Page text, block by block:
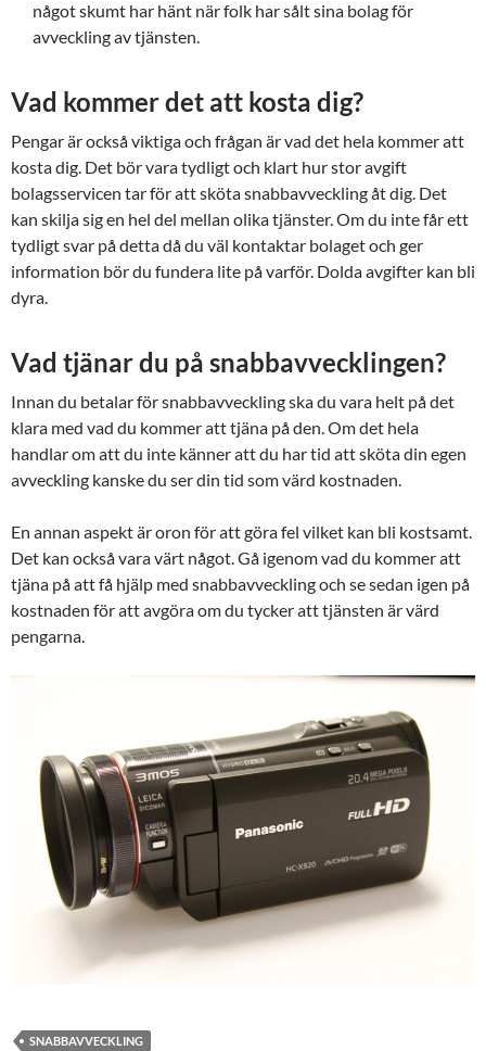
något skumt har hänt när folk har sålt sina bolag för
avveckling av tjänsten.
Vad kommer det att kosta dig?
Pengar är också viktiga och frågan är vad det hela kommer att
kosta dig. Det bör vara tydligt och klart hur stor avgift
bolagsservicen tar för att sköta snabbavveckling åt dig. Det
kan skilja sig en hel del mellan olika tjänster. Om du inte får ett
tydligt svar på detta då du väl kontaktar bolaget och ger
information bör du fundera lite på varför. Dolda avgifter kan bli
dyra.
Vad tjänar du på snabbavvecklingen?
Innan du betalar för snabbavveckling ska du vara helt på det
klara med vad du kommer att tjäna på den. Om det hela
handlar om att du inte känner att du har tid att sköta din egen
avveckling kanske du ser din tid som värd kostnaden.
En annan aspekt är oron för att göra fel vilket kan bli kostsamt.
Det kan också vara värt något. Gå igenom vad du kommer att
tjäna på att få hjälp med snabbavveckling och se sedan igen på
kostnaden för att avgöra om du tycker att tjänsten är värd
pengarna.
SNABBAVVECKLING